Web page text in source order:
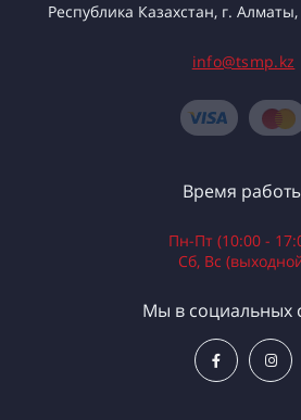
Республика Казахстан, г.
info@tsmp.kz
Время
Пн-Пт (10:00 -
Сб, Вс
Мы в социальных